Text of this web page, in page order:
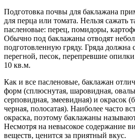
Подготовка почвы для баклажана
для перца или томата. Нельзя сажать
пасленовые: перец, помидоры,
Обычно под баклажаны отводят
подготовленную гряду. Гряда должна
перегной, песок, перепревшие опилки
10 кв.м.
Как и все пасленовые, баклажан
форм (сплюснутая, шаровидная,
серповидная, змеевидная) и окрасок
черная, полосатая). Наиболее часто
окраска, поэтому баклажаны
Несмотря на невысокое содержание
веществ, ценится за приятный вкус.